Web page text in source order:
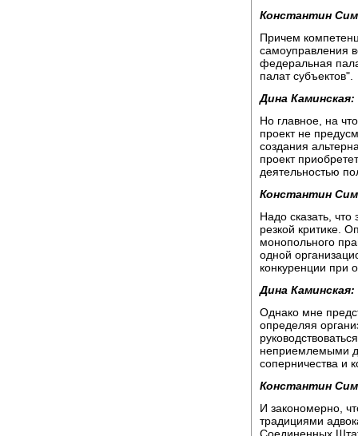
Константин
Причем
самоуправления
федеральная
палат субъектов".
Дина Каминская:
Но главное, на
проект не
создания
проект
деятельностью
Константин
Надо сказать,
резкой критике.
монопольного
одной
конкуренции при
Дина Каминская:
Однако мне
определяя
неприемлемыми
соперничества и
Константин
И закономерно,
традициями
Соединенных